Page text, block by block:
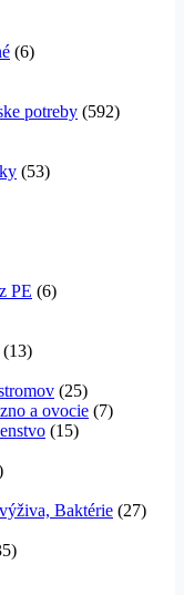
(6)
potreby (592)
(53)
PE (6)
(13)
(25)
a ovocie (7)
(15)
Baktérie (27)